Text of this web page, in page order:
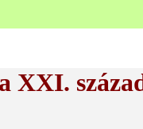
XXI.